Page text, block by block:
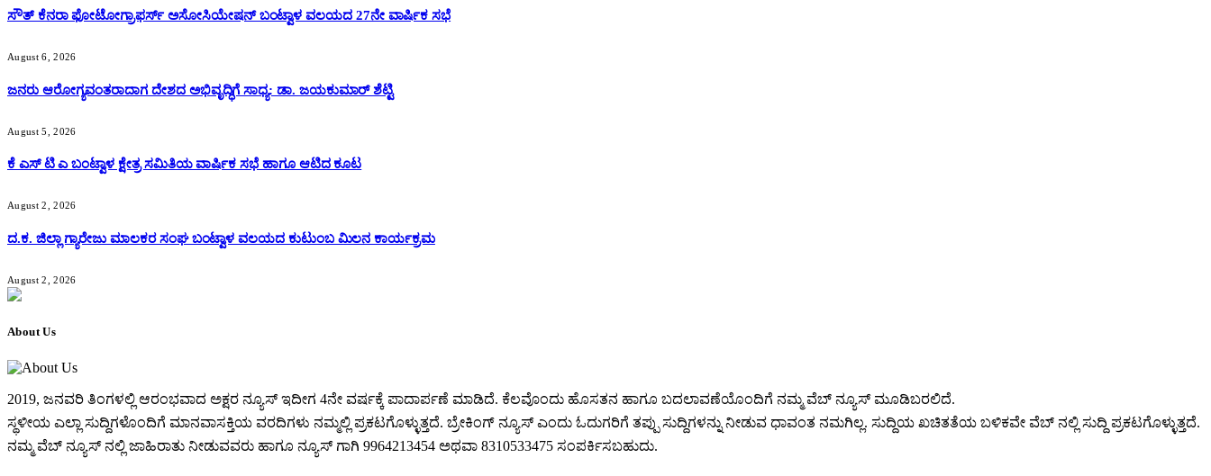
ಸೌತ್ ಕೆನರಾ ಫೋಟೋಗ್ರಾಫರ್ಸ್ ಅಸೋಸಿಯೇಷನ್ ಬಂಟ್ವಾಳ ವಲಯದ 27ನೇ ವಾರ್ಷಿಕ ಸಭೆ
August 6, 2026
ಜನರು ಆರೋಗ್ಯವಂತರಾದಾಗ ದೇಶದ ಅಭಿವೃದ್ಧಿಗೆ ಸಾಧ್ಯ: ಡಾ. ಜಯಕುಮಾರ್ ಶೆಟ್ಟಿ
August 5, 2026
ಕೆ ಎಸ್ ಟಿ ಎ ಬಂಟ್ವಾಳ ಕ್ಷೇತ್ರ ಸಮಿತಿಯ ವಾರ್ಷಿಕ ಸಭೆ ಹಾಗೂ ಆಟಿದ ಕೂಟ
August 2, 2026
ದ.ಕ. ಜಿಲ್ಲಾ ಗ್ಯಾರೇಜು ಮಾಲಕರ ಸಂಘ ಬಂಟ್ವಾಳ ವಲಯದ ಕುಟುಂಬ ಮಿಲನ ಕಾರ್ಯಕ್ರಮ
August 2, 2026
About Us
2019, ಜನವರಿ‌ ತಿಂಗಳಲ್ಲಿ ಆರಂಭವಾದ ಅಕ್ಷರ ನ್ಯೂಸ್ ಇದೀಗ 4ನೇ ವರ್ಷಕ್ಕೆ ಪಾದಾರ್ಪಣೆ ಮಾಡಿದೆ. ಕೆಲವೊಂದು ಹೊಸತನ ಹಾಗೂ ಬದಲಾವಣೆಯೊಂದಿಗೆ ನಮ್ಮ ವೆಬ್ ನ್ಯೂಸ್ ಮೂಡಿಬರಲಿದೆ.
ಸ್ಥಳೀಯ ಎಲ್ಲಾ ಸುದ್ದಿಗಳೊಂದಿಗೆ ಮಾನವಾಸಕ್ತಿಯ ವರದಿಗಳು ನಮ್ಮಲ್ಲಿ ಪ್ರಕಟಗೊಳ್ಳುತ್ತದೆ. ಬ್ರೇಕಿಂಗ್ ನ್ಯೂಸ್ ಎಂದು ಓದುಗರಿಗೆ ತಪ್ಪು ಸುದ್ದಿಗಳನ್ನು ನೀಡುವ ಧಾವಂತ ನಮಗಿಲ್ಲ. ಸುದ್ದಿಯ ಖಚಿತತೆಯ ಬಳಿಕವೇ ವೆಬ್ ನಲ್ಲಿ ಸುದ್ದಿ ಪ್ರಕಟಗೊಳ್ಳುತ್ತದೆ.
ನಮ್ಮ ವೆಬ್ ನ್ಯೂಸ್ ನಲ್ಲಿ ಜಾಹಿರಾತು ನೀಡುವವರು ಹಾಗೂ ನ್ಯೂಸ್ ಗಾಗಿ 9964213454 ಅಥವಾ 8310533475 ಸಂಪರ್ಕಿಸಬಹುದು.